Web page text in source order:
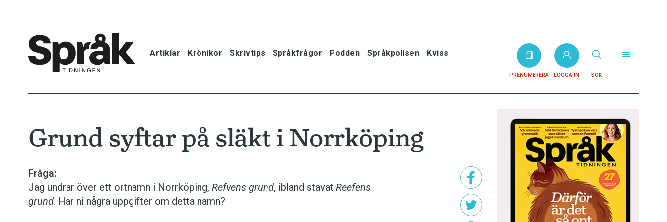
Artiklar Krönikor Skrivtips Språkfrågor Podden Språkpolisen Kviss
PRENUMERERA LOGGA IN SÖK
Krönikor
Skrivtips
Grund syftar på släkt i Norrköping
Fråga:
Jag undrar över ett ortnamn i Norrköping, Refvens grund, ibland stavat Reefens
grund. Har ni några uppgifter om detta namn?